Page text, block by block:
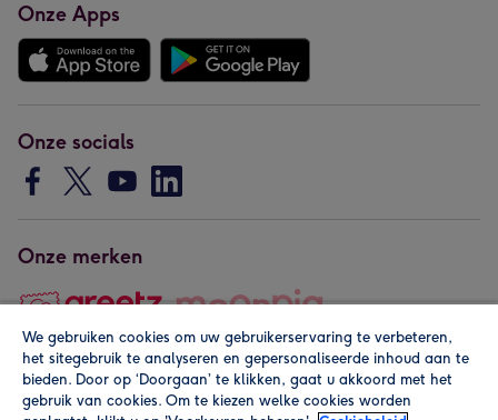
Onze Apps
Onze socials
Onze merken
Copyright © 2026 by Greetz
We gebruiken cookies om uw gebruikerservaring te verbeteren,
het sitegebruik te analyseren en gepersonaliseerde inhoud aan te
bieden. Door op ‘Doorgaan’ te klikken, gaat u akkoord met het
gebruik van cookies. Om te kiezen welke cookies worden